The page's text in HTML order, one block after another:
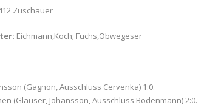
Zuschauer
Eichmann,Koch; Fuchs,Obwegeser
(Gagnon, Ausschluss Cervenka) 1:0.
(Glauser, Johansson, Ausschluss Bodenmann) 2:0.